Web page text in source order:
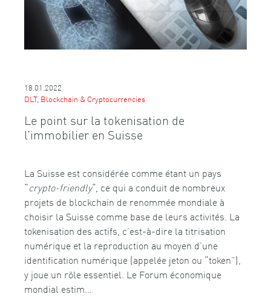
18.01.2022
DLT, Blockchain & Cryptocurrencies
Le point sur la tokenisation de
l’immobilier en Suisse
La Suisse est considérée comme étant un pays
“crypto-friendly“, ce qui a conduit de nombreux
projets de blockchain de renommée mondiale à
choisir la Suisse comme base de leurs activités. La
tokenisation des actifs, c’est-à-dire la titrisation
numérique et la reproduction au moyen d’une
identification numérique (appelée jeton ou “token”),
y joue un rôle essentiel. Le Forum économique
mondial estim…